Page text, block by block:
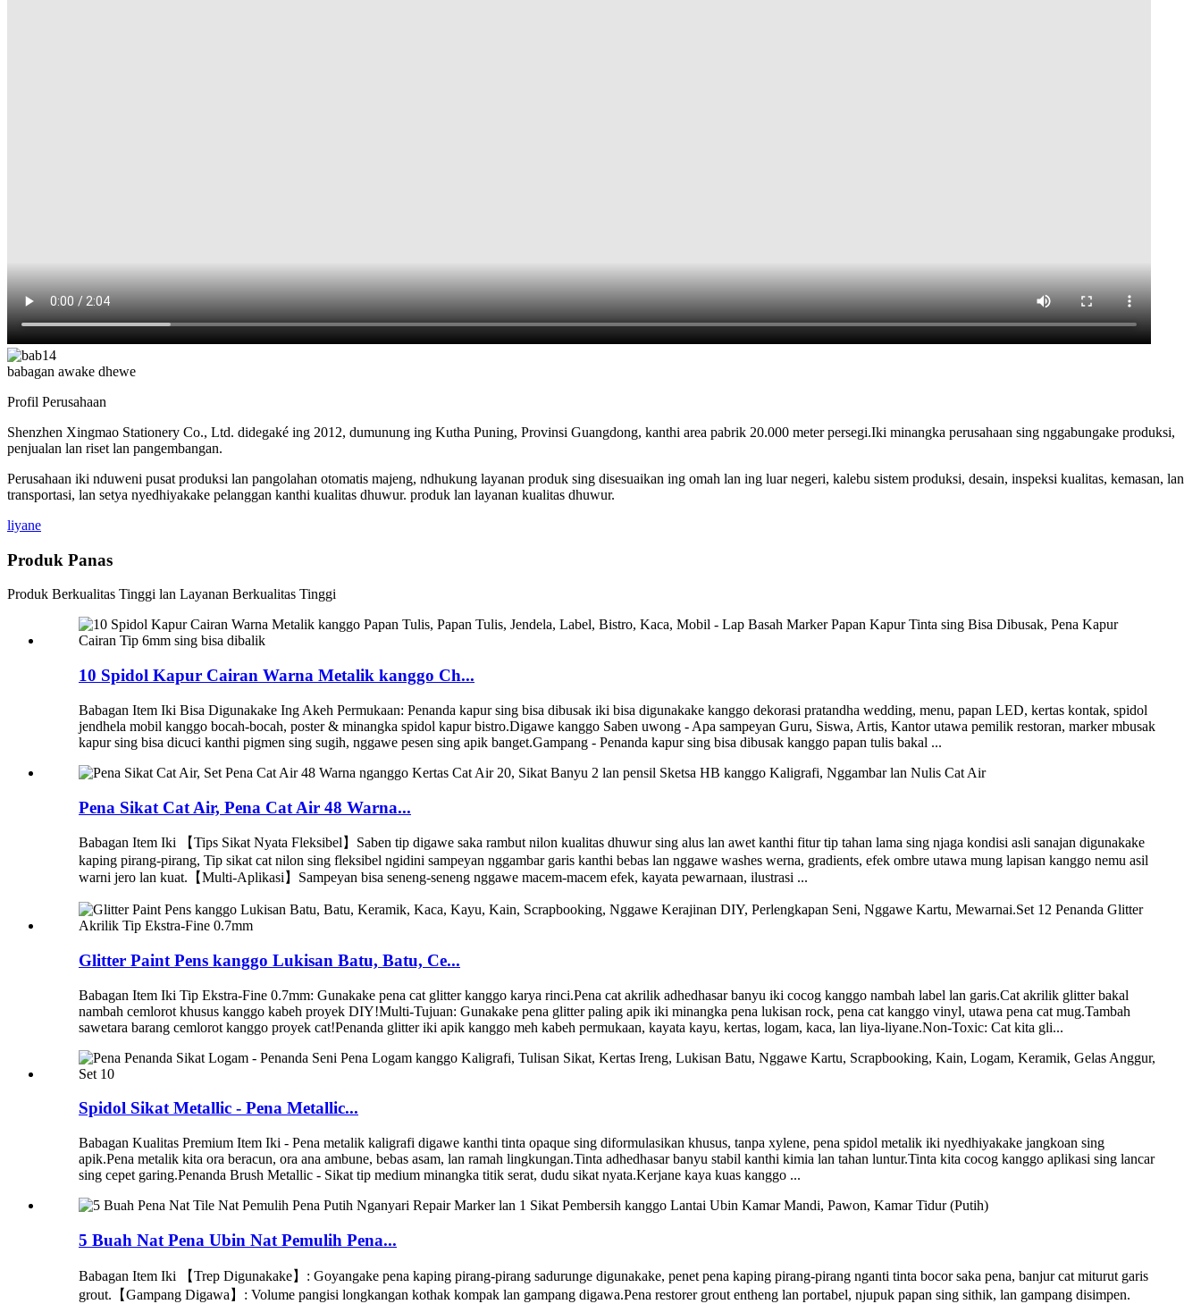
babagan awake dhewe
Profil Perusahaan
Shenzhen Xingmao Stationery Co., Ltd. didegaké ing 2012, dumunung ing Kutha Puning, Provinsi Guangdong, kanthi area pabrik 20.000 meter persegi.Iki minangka perusahaan sing nggabungake produksi,
penjualan lan riset lan pangembangan.
Perusahaan iki nduweni pusat produksi lan pangolahan otomatis majeng, ndhukung layanan produk sing disesuaikan ing omah lan ing luar negeri, kalebu sistem produksi, desain, inspeksi kualitas, kemasan, lan
transportasi, lan setya nyedhiyakake pelanggan kanthi kualitas dhuwur. produk lan layanan kualitas dhuwur.
liyane
Produk Panas
Produk Berkualitas Tinggi lan Layanan Berkualitas Tinggi
10 Spidol Kapur Cairan Warna Metalik kanggo Ch...
Babagan Item Iki Bisa Digunakake Ing Akeh Permukaan: Penanda kapur sing bisa dibusak iki bisa digunakake kanggo dekorasi pratandha wedding, menu, papan LED, kertas kontak, spidol
jendhela mobil kanggo bocah-bocah, poster & minangka spidol kapur bistro.Digawe kanggo Saben uwong - Apa sampeyan Guru, Siswa, Artis, Kantor utawa pemilik restoran, marker mbusak
kapur sing bisa dicuci kanthi pigmen sing sugih, nggawe pesen sing apik banget.Gampang - Penanda kapur sing bisa dibusak kanggo papan tulis bakal ...
Pena Sikat Cat Air, Pena Cat Air 48 Warna...
Babagan Item Iki 【Tips Sikat Nyata Fleksibel】Saben tip digawe saka rambut nilon kualitas dhuwur sing alus lan awet kanthi fitur tip tahan lama sing njaga kondisi asli sanajan digunakake
kaping pirang-pirang, Tip sikat cat nilon sing fleksibel ngidini sampeyan nggambar garis kanthi bebas lan nggawe washes werna, gradients, efek ombre utawa mung lapisan kanggo nemu asil
warni jero lan kuat.【Multi-Aplikasi】Sampeyan bisa seneng-seneng nggawe macem-macem efek, kayata pewarnaan, ilustrasi ...
Glitter Paint Pens kanggo Lukisan Batu, Batu, Ce...
Babagan Item Iki Tip Ekstra-Fine 0.7mm: Gunakake pena cat glitter kanggo karya rinci.Pena cat akrilik adhedhasar banyu iki cocog kanggo nambah label lan garis.Cat akrilik glitter bakal
nambah cemlorot khusus kanggo kabeh proyek DIY!Multi-Tujuan: Gunakake pena glitter paling apik iki minangka pena lukisan rock, pena cat kanggo vinyl, utawa pena cat mug.Tambah
sawetara barang cemlorot kanggo proyek cat!Penanda glitter iki apik kanggo meh kabeh permukaan, kayata kayu, kertas, logam, kaca, lan liya-liyane.Non-Toxic: Cat kita gli...
Spidol Sikat Metallic - Pena Metallic...
Babagan Kualitas Premium Item Iki - Pena metalik kaligrafi digawe kanthi tinta opaque sing diformulasikan khusus, tanpa xylene, pena spidol metalik iki nyedhiyakake jangkoan sing
apik.Pena metalik kita ora beracun, ora ana ambune, bebas asam, lan ramah lingkungan.Tinta adhedhasar banyu stabil kanthi kimia lan tahan luntur.Tinta kita cocog kanggo aplikasi sing lancar
sing cepet garing.Penanda Brush Metallic - Sikat tip medium minangka titik serat, dudu sikat nyata.Kerjane kaya kuas kanggo ...
5 Buah Nat Pena Ubin Nat Pemulih Pena...
Babagan Item Iki 【Trep Digunakake】: Goyangake pena kaping pirang-pirang sadurunge digunakake, penet pena kaping pirang-pirang nganti tinta bocor saka pena, banjur cat miturut garis
grout.【Gampang Digawa】: Volume pangisi longkangan kothak kompak lan gampang digawa.Pena restorer grout entheng lan portabel, njupuk papan sing sithik, lan gampang disimpen.